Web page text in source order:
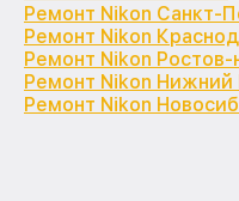
Ремонт Nikon Санкт-
Ремонт Nikon
Ремонт Nikon
Ремонт Nikon Нижний
Ремонт Nikon